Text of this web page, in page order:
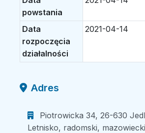
powstania
Data
rozpoczęcia
działalności
2021-04-14
Adres
Piotrowicka 34, 26-630
Letnisko, radomski,